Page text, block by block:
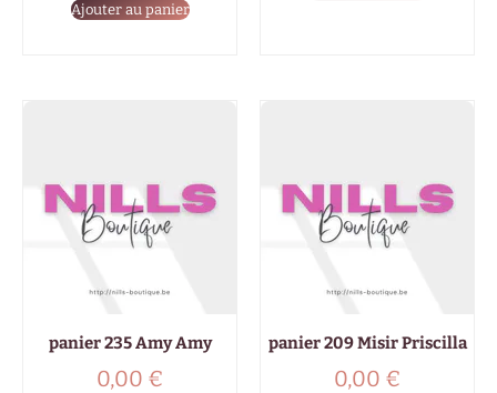
Ajouter au panier
panier 235 Amy Amy
0,00 €
panier 209 Misir Priscilla
0,00 €